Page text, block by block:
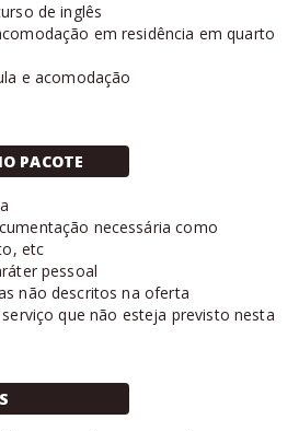
de inglês
em residência em quarto
e acomodação
PACOTE
necessária como
etc
pessoal
não descritos na oferta
que não esteja previsto nesta